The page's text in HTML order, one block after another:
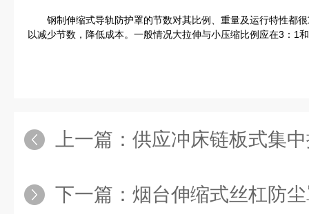
钢制伸缩式导轨防护罩的节数对其比例、重量及运行特性都很
以减少节数，降低成本。一般情况大拉伸与小压缩比例应在3：1
上一篇： 供应冲床链板式集
下一篇： 烟台伸缩式丝杠防